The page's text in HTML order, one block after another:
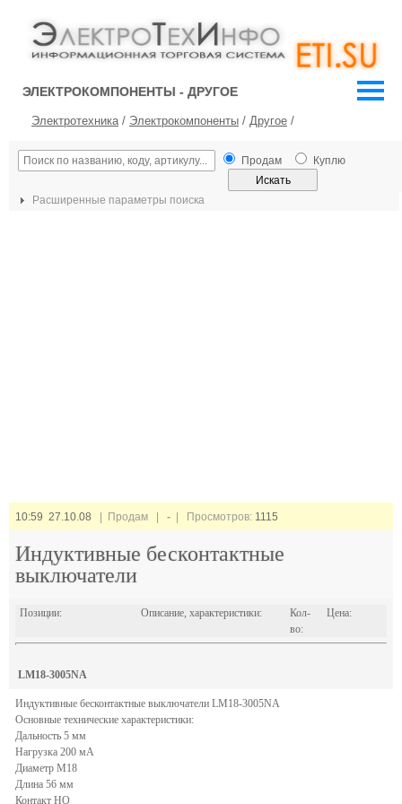
ЭЛЕКТРОКОМПОНЕНТЫ - ДРУГОЕ
Электротехника/ Электрокомпоненты / Другое /
Продам Куплю
Расширенные параметры поиска
10:59 27.10.08 | Продам | - | Просмотров: 1115
Индуктивные бесконтактные
выключатели
Позиции: Описание, характеристики:
Кол-
во:
Цена:
LM18-3005NA
Индуктивные бесконтактные выключатели LM18-3005NA
Основные технические характеристики:
Дальность 5 мм
Нагрузка 200 мА
Диаметр М18
Длина 56 мм
Контакт HО